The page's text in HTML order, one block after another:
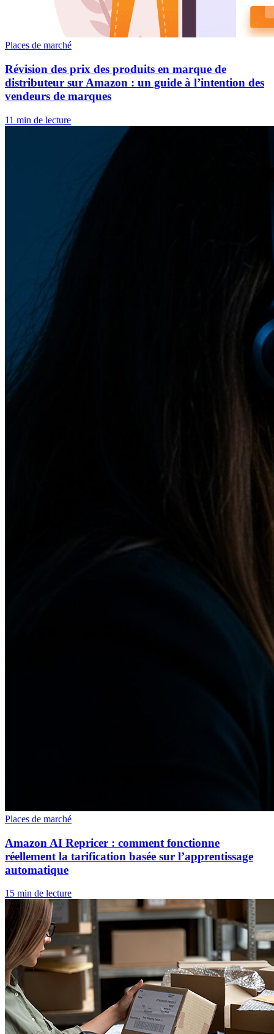
Places de marché
Révision des prix des produits en marque de
distributeur sur Amazon : un guide à l’intention des
vendeurs de marques
11 min de lecture
Places de marché
Amazon AI Repricer : comment fonctionne
réellement la tarification basée sur l’apprentissage
automatique
15 min de lecture